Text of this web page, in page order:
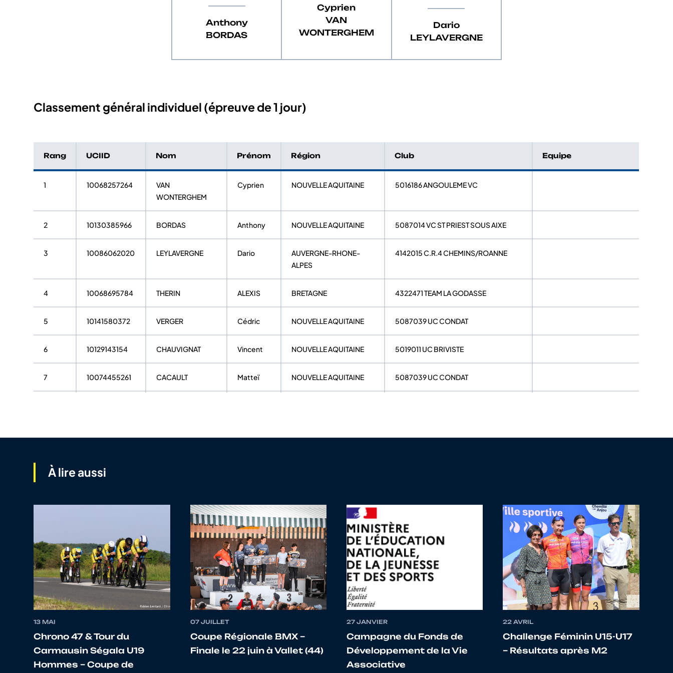
Cyprien
VAN
WONTERGHEM
Anthony
BORDAS
Dario
LEYLAVERGNE
Classement général individuel (épreuve de 1 jour)
Rang UCIID Nom Prénom Région Club Equipe
1 10068257264
VAN
WONTERGHEM
Cyprien NOUVELLE AQUITAINE 5016186 ANGOULEME VC
2 10130385966 BORDAS Anthony NOUVELLE AQUITAINE 5087014 VC ST PRIEST SOUS AIXE
3 10086062020 LEYLAVERGNE Dario
AUVERGNE-RHONE-
ALPES
4142015 C.R.4 CHEMINS/ROANNE
4 10068695784 THERIN ALEXIS BRETAGNE 4322471 TEAM LA GODASSE
5 10141580372 VERGER Cédric NOUVELLE AQUITAINE 5087039 UC CONDAT
6 10129143154 CHAUVIGNAT Vincent NOUVELLE AQUITAINE 5019011 UC BRIVISTE
7 10074455261 CACAULT Matteï NOUVELLE AQUITAINE 5087039 UC CONDAT
10 10072855165
Hugo NOUVELLE AQUITAINE
12 10147646411 FLORIAN NOUVELLE AQUITAINE 5087041 ROCHECHOUART OCC
13 10069731664 SAGE Adrien NOUVELLE AQUITAINE 5087039 UC CONDAT
UNION CYCLITE DE
CONDAT
14 10070738747 DELBARRE Léo NOUVELLE AQUITAINE 5016186 ANGOULEME VC
15 10073773130 Jules NOUVELLE AQUITAINE
5019004 TULLE CYCLISME
COMPETITION
À lire aussi
13 MAI
Chrono 47 & Tour du
Carmausin Ségala U19
Hommes – Coupe de
07 JUILLET
Coupe Régionale BMX –
Finale le 22 juin à Vallet (44)
27 JANVIER
Campagne du Fonds de
Développement de la Vie
Associative
22 AVRIL
Challenge Féminin U15-U17
– Résultats après M2